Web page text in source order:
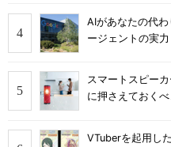
AIがあなたの代
ージェントの実力
スマートスピー
に押さえておくべ
VTuberを起用し